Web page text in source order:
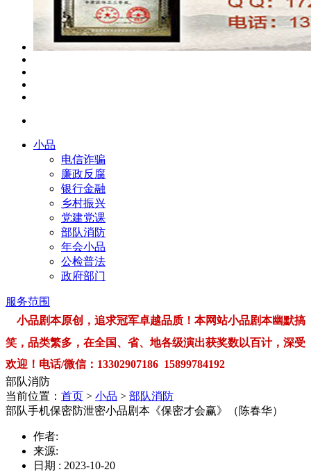
小品
电信诈骗
廉政反腐
银行金融
乡村振兴
党建党课
部队消防
年会小品
公检普法
政府部门
服务范围
小品剧本原创，追求冠军卓越品质！本网站小品剧本幽默搞
笑，品类繁多，在全国、省、地各级演出获奖数以百计，深受
欢迎！电话/微信：13302907186 15899784192
部队消防
当前位置： 首页 > 小品 > 部队消防
部队手机保密防泄密小品剧本《保密才会赢》（陈春华）
作者:
来源:
日期 : 2023-10-20